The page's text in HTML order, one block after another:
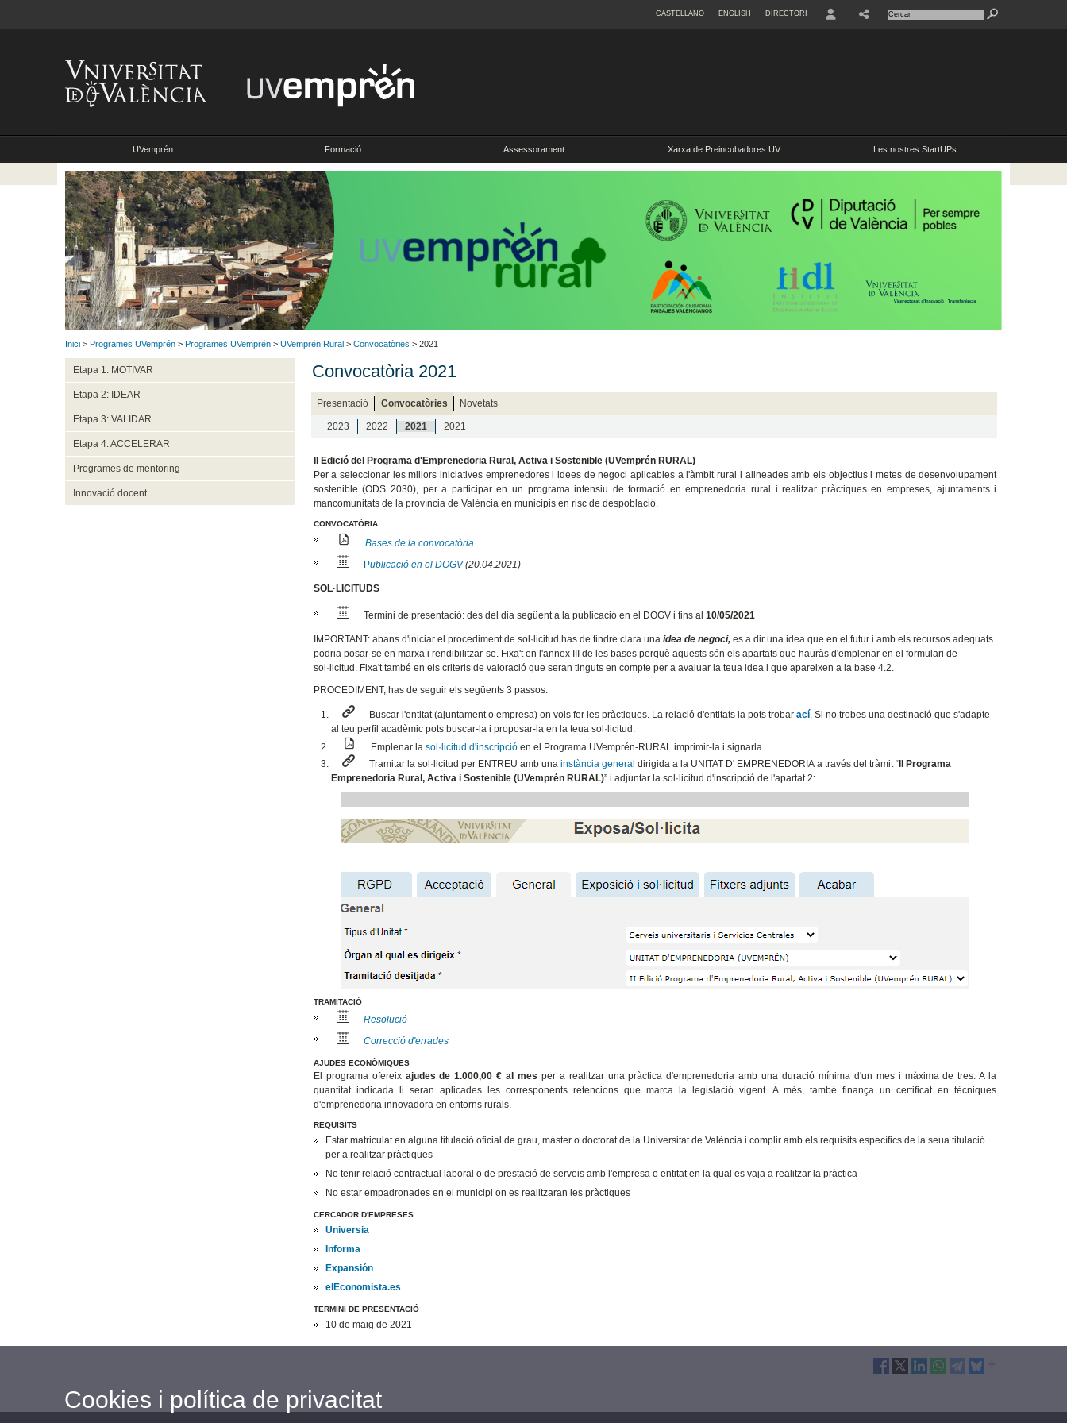
CASTELLANO ENGLISH DIRECTORI
UVemprén Formació Assessorament Xarxa de Preincubadores UV Les nostres StartUPs
Inici > Programes UVemprén > Programes UVemprén > UVemprén Rural > Convocatòries > 2021
Etapa 1: MOTIVAR
Etapa 2: IDEAR
Etapa 3: VALIDAR
Etapa 4: ACCELERAR
Programes de mentoring
Innovació docent
Convocatòria 2021
Presentació Convocatòries Novetats
2023 2022 2021 2021
II Edició del Programa d'Emprenedoria Rural, Activa i Sostenible (UVemprén RURAL)
Per a seleccionar les millors iniciatives emprenedores i idees de negoci aplicables a l'àmbit rural i alineades amb els objectius i metes de desenvolupament
sostenible (ODS 2030), per a participar en un programa intensiu de formació en emprenedoria rural i realitzar pràctiques en empreses, ajuntaments i
mancomunitats de la província de València en municipis en risc de despoblació.
CONVOCATÒRIA
Bases de la convocatòria
Publicació en el DOGV (20.04.2021)
SOL·LICITUDS
Termini de presentació: des del dia següent a la publicació en el DOGV i fins al 10/05/2021
IMPORTANT: abans d'iniciar el procediment de sol·licitud has de tindre clara una idea de negoci, es a dir una idea que en el futur i amb els recursos adequats
podria posar-se en marxa i rendibilitzar-se. Fixa't en l'annex III de les bases perquè aquests són els apartats que hauràs d'emplenar en el formulari de
sol·licitud. Fixa't també en els criteris de valoració que seran tinguts en compte per a avaluar la teua idea i que apareixen a la base 4.2.
PROCEDIMENT, has de seguir els següents 3 passos:
Buscar l'entitat (ajuntament o empresa) on vols fer les pràctiques. La relació d'entitats la pots trobar ací. Si no trobes una destinació que s'adapte
al teu perfil acadèmic pots buscar-la i proposar-la en la teua sol·licitud.
Emplenar la sol·licitud d'inscripcióen el Programa UVemprén-RURAL imprimir-la i signarla.
Tramitar la sol·licitud per ENTREU amb una instància general dirigida a la UNITAT D' EMPRENEDORIA a través del tràmit “II Programa
Emprenedoria Rural, Activa i Sostenible (UVemprén RURAL)” i adjuntar la sol·licitud d'inscripció de l'apartat 2:
TRAMITACIÓ
Resolució
Correcció d'errades
AJUDES ECONÒMIQUES
El programa ofereix ajudes de 1.000,00 € al mes per a realitzar una pràctica d'emprenedoria amb una duració mínima d'un mes i màxima de tres. A la
quantitat indicada li seran aplicades les corresponents retencions que marca la legislació vigent. A més, també finança un certificat en tècniques
d'emprenedoria innovadora en entorns rurals.
REQUISITS
Estar matriculat en alguna titulació oficial de grau, màster o doctorat de la Universitat de València i complir amb els requisits específics de la seua titulació
per a realitzar pràctiques
No tenir relació contractual laboral o de prestació de serveis amb l'empresa o entitat en la qual es vaja a realitzar la pràctica
No estar empadronades en el municipi on es realitzaran les pràctiques
CERCADOR D'EMPRESES
Universia
Informa
Expansión
elEconomista.es
TERMINI DE PRESENTACIÓ
10 de maig de 2021
Cookies i política de privacitat